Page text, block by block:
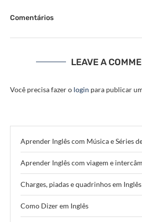
Comentários
LEAVE A
Você precisa fazer o login para publicar
Aprender Inglês com Música e Séries
Aprender Inglês com viagem e
Charges, piadas e quadrinhos em Inglês
Como Dizer em Inglês